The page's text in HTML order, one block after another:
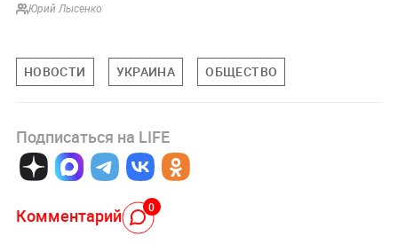
Юрий Лысенко
НОВОСТИ УКРАИНА ОБЩЕСТВО
Подписаться на LIFE
Комментарий 0